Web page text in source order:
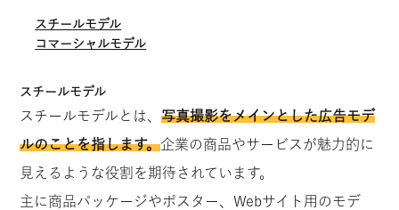
スチールモデル
コマーシャルモデル
スチールモデル
スチールモデルとは、写真撮影をメインとした広告モデ
ルのことを指します。企業の商品やサービスが魅力的に
見えるような役割を期待されています。
主に商品パッケージやポスター、Webサイト用のモデ